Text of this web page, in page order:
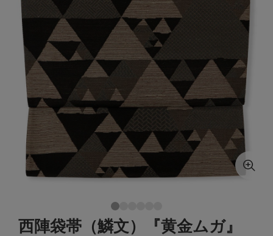
西陣袋帯（鱗文）『黄金ムガ』